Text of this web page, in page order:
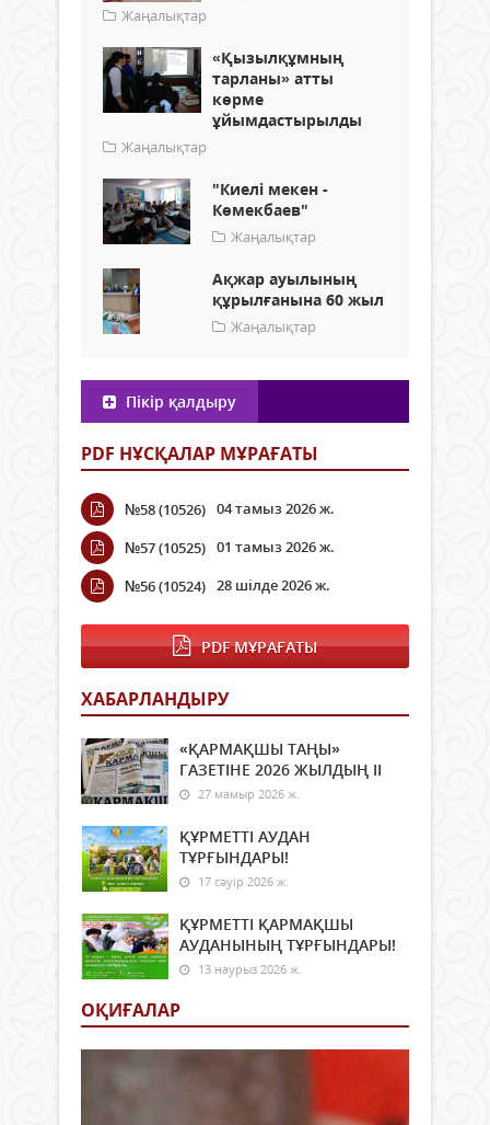
Жаңалықтар
«Қызылқұмның
тарланы» атты
көрме
ұйымдастырылды
Жаңалықтар
"Киелі мекен -
Көмекбаев"
Жаңалықтар
Ақжар ауылының
құрылғанына 60 жыл
Жаңалықтар
Пікір қалдыру
PDF НҰСҚАЛАР МҰРАҒАТЫ
№58 (10526) 04 тамыз 2026 ж.
№57 (10525) 01 тамыз 2026 ж.
№56 (10524) 28 шілде 2026 ж.
PDF МҰРАҒАТЫ
ХАБАРЛАНДЫРУ
«ҚАРМАҚШЫ ТАҢЫ»
ГАЗЕТІНЕ 2026 ЖЫЛДЫҢ ІI
27 мамыр 2026 ж.
ҚҰРМЕТТІ АУДАН
ТҰРҒЫНДАРЫ!
17 сәуір 2026 ж.
ҚҰРМЕТТІ ҚАРМАҚШЫ
АУДАНЫНЫҢ ТҰРҒЫНДАРЫ!
13 наурыз 2026 ж.
ОҚИҒАЛАР